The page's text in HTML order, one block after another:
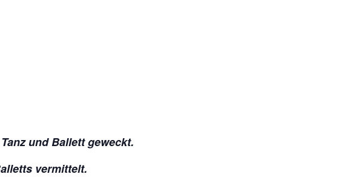
und Ballett geweckt.
vermittelt.